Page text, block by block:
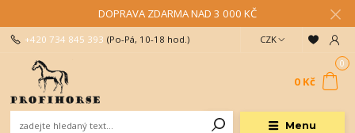
DOPRAVA ZDARMA NAD 3 000 KČ
Menu
CZK
+420 734 845 393 (Po-Pá, 10-18 hod.)
0
0 Kč